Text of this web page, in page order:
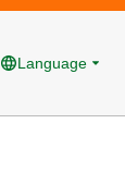
Language